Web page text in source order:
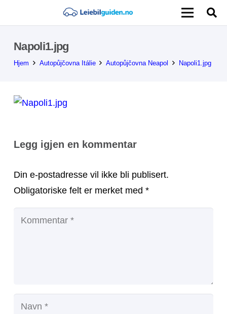
Napoli1.jpg
Hjem Autopůjčovna Itálie Autopůjčovna Neapol Napoli1.jpg
Legg igjen en kommentar
Din e-postadresse vil ikke bli publisert.
Obligatoriske felt er merket med *